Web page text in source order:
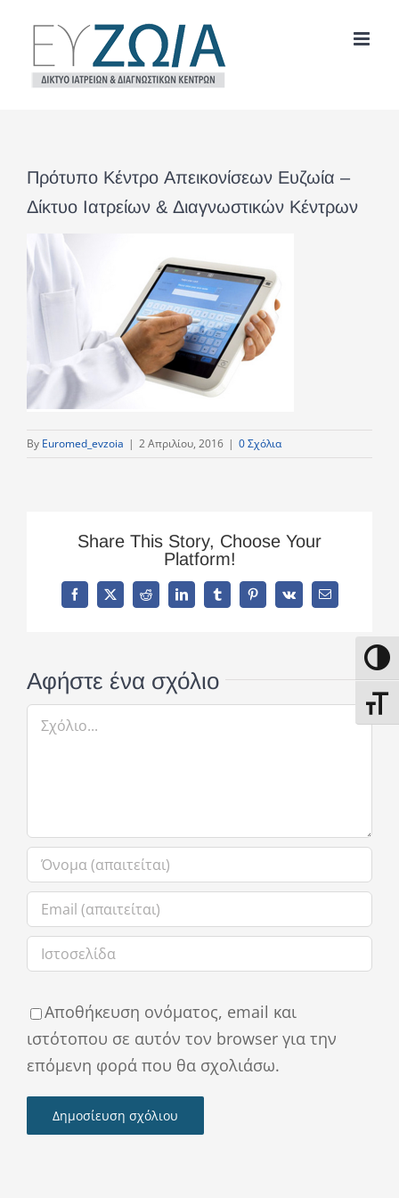
περιεχόμενο
Πρότυπο Κέντρο Απεικονίσεων Ευζωία –
Δίκτυο Ιατρείων & Διαγνωστικών Κέντρων
By Euromed_evzoia | 2 Απριλίου, 2016 | 0 Σχόλια
Share This Story, Choose Your
Platform!
Facebook
X Reddit LinkedInTumblrPinterest
Vk Email
Αφήστε ένα σχόλιο
Σχόλιο
Αποθήκευση ονόματος, email και
ιστότοπου σε αυτόν τον browser για την
επόμενη φορά που θα σχολιάσω.